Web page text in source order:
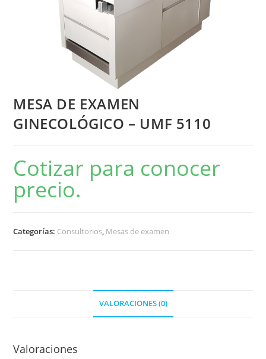
MESA DE EXAMEN
GINECOLÓGICO – UMF 5110
Cotizar para conocer
precio.
Categorías: Consultorios, Mesas de examen
VALORACIONES (0)
Valoraciones